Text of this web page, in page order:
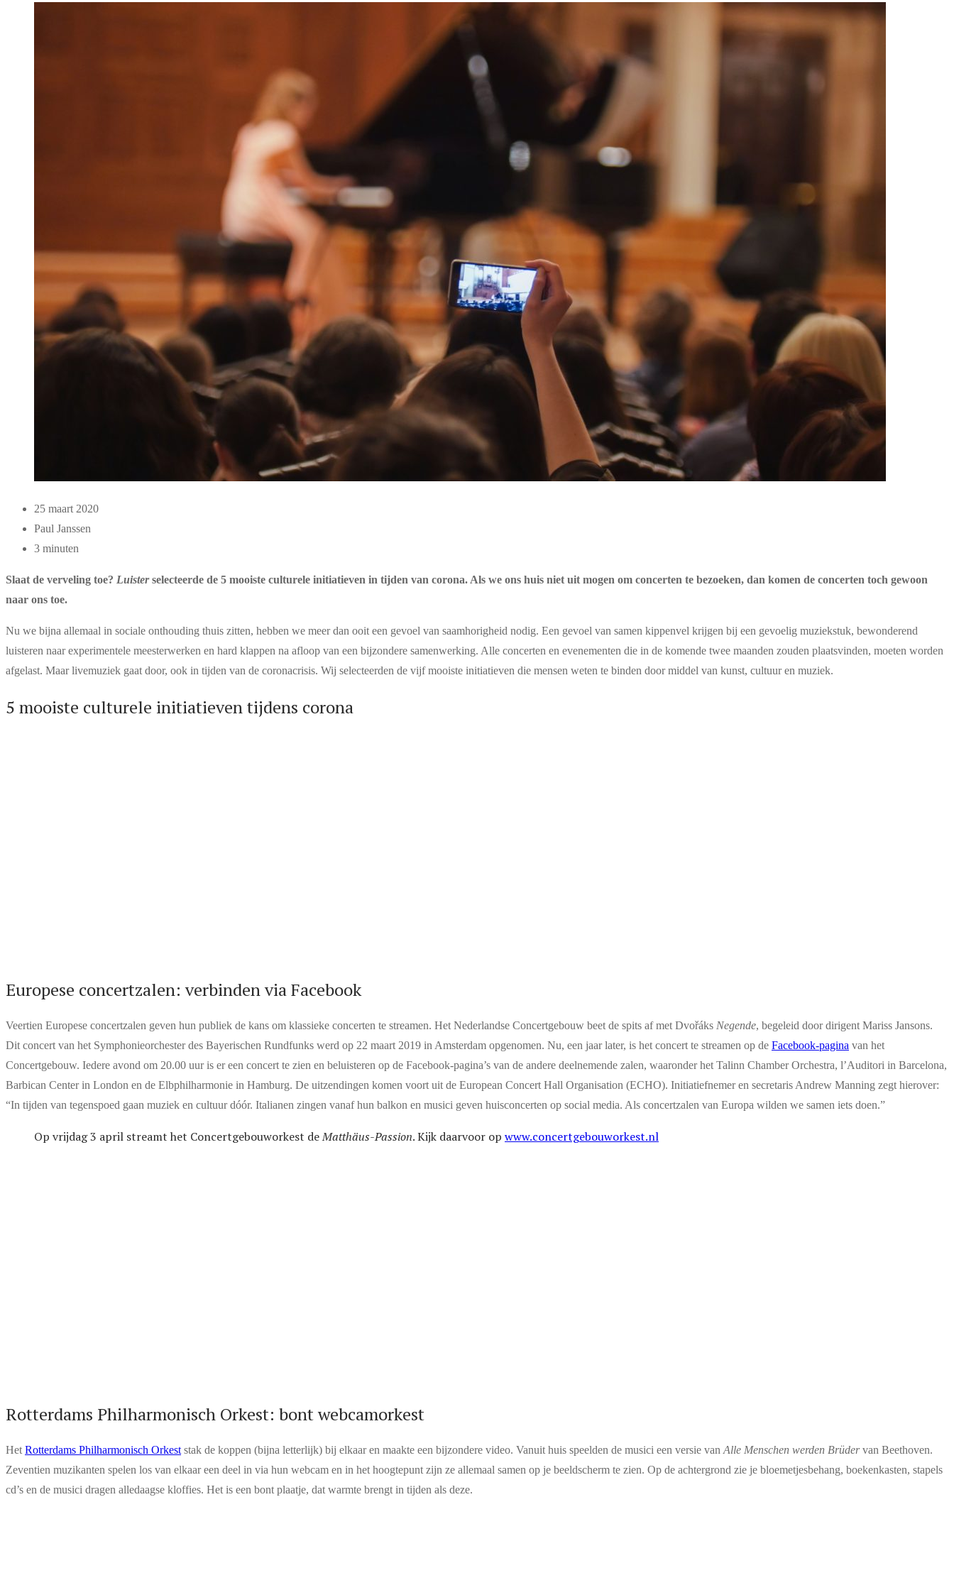
25 maart 2020
Paul Janssen
3 minuten
Slaat de verveling toe? Luisterselecteerde de 5 mooiste culturele initiatieven in tijden van corona. Als we ons huis niet uit mogen om concerten te bezoeken, dan komen de concerten toch gewoon
naar ons toe.
Nu we bijna allemaal in sociale onthouding thuis zitten, hebben we meer dan ooit een gevoel van saamhorigheid nodig. Een gevoel van samen kippenvel krijgen bij een gevoelig muziekstuk, bewonderend
luisteren naar experimentele meesterwerken en hard klappen na afloop van een bijzondere samenwerking. Alle concerten en evenementen die in de komende twee maanden zouden plaatsvinden, moeten worden
afgelast. Maar livemuziek gaat door, ook in tijden van de coronacrisis. Wij selecteerden de vijf mooiste initiatieven die mensen weten te binden door middel van kunst, cultuur en muziek.
5 mooiste culturele initiatieven tijdens corona
Europese concertzalen: verbinden via Facebook
Veertien Europese concertzalen geven hun publiek de kans om klassieke concerten te streamen. Het Nederlandse Concertgebouw beet de spits af met Dvořáks Negende, begeleid door dirigent Mariss Jansons.
Dit concert van het Symphonieorchester des Bayerischen Rundfunks werd op 22 maart 2019 in Amsterdam opgenomen. Nu, een jaar later, is het concert te streamen op de Facebook-pagina van het
Concertgebouw. Iedere avond om 20.00 uur is er een concert te zien en beluisteren op de Facebook-pagina’s van de andere deelnemende zalen, waaronder het Talinn Chamber Orchestra, l’Auditori in Barcelona,
Barbican Center in London en de Elbphilharmonie in Hamburg. De uitzendingen komen voort uit de European Concert Hall Organisation (ECHO). Initiatiefnemer en secretaris Andrew Manning zegt hierover:
“In tijden van tegenspoed gaan muziek en cultuur dóór. Italianen zingen vanaf hun balkon en musici geven huisconcerten op social media. Als concertzalen van Europa wilden we samen iets doen.”
Op vrijdag 3 april streamt het Concertgebouworkest deMatthäus-Passion. Kijk daarvoor op www.concertgebouworkest.nl
Rotterdams Philharmonisch Orkest: bont webcamorkest
Het Rotterdams Philharmonisch Orkest stak de koppen (bijna letterlijk) bij elkaar en maakte een bijzondere video. Vanuit huis speelden de musici een versie van Alle Menschen werden Brüdervan Beethoven.
Zeventien muzikanten spelen los van elkaar een deel in via hun webcam en in het hoogtepunt zijn ze allemaal samen op je beeldscherm te zien. Op de achtergrond zie je bloemetjesbehang, boekenkasten, stapels
cd’s en de musici dragen alledaagse kloffies. Het is een bont plaatje, dat warmte brengt in tijden als deze.